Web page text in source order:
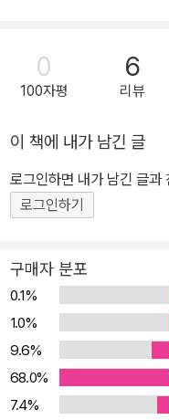
0
100자평
6
리뷰
이 책에 내가 남긴 글
로그인하면 내가 남긴 글과
로그인하기
구매자 분포
0.1%
1.0%
9.6%
68.0%
7.4%